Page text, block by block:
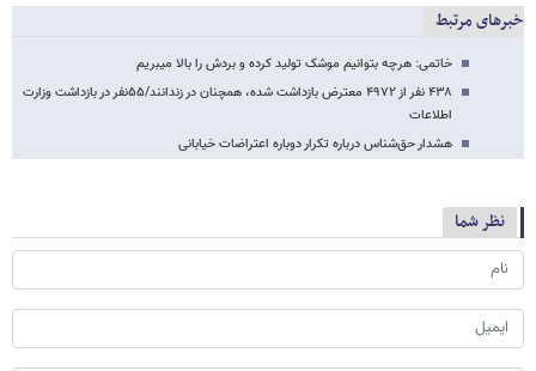
خبرهای مرتبط
خاتمی: هرچه بتوانیم موشک تولید کرده و بردش را بالا می‎بریم
۴۳۸ نفر از ۴۹۷۲ معترض بازداشت شده، همچنان در زندانند/۵۵نفر در بازداشت وزارت
اطلاعات
هشدار حق‌شناس درباره تکرار دوباره اعتراضات خیابانی
نظر شما